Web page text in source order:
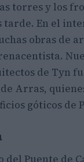
torres y los
tarde. En el
obras de
de Tyn
Arras,
góticos de
Puente de